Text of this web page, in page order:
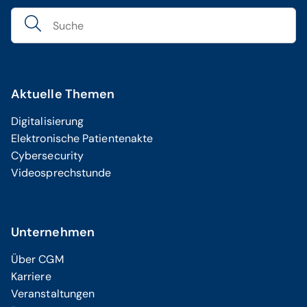
Aktuelle Themen
Digitalisierung
Elektronische Patientenakte
Cybersecurity
Videosprechstunde
Unternehmen
Über CGM
Karriere
Veranstaltungen